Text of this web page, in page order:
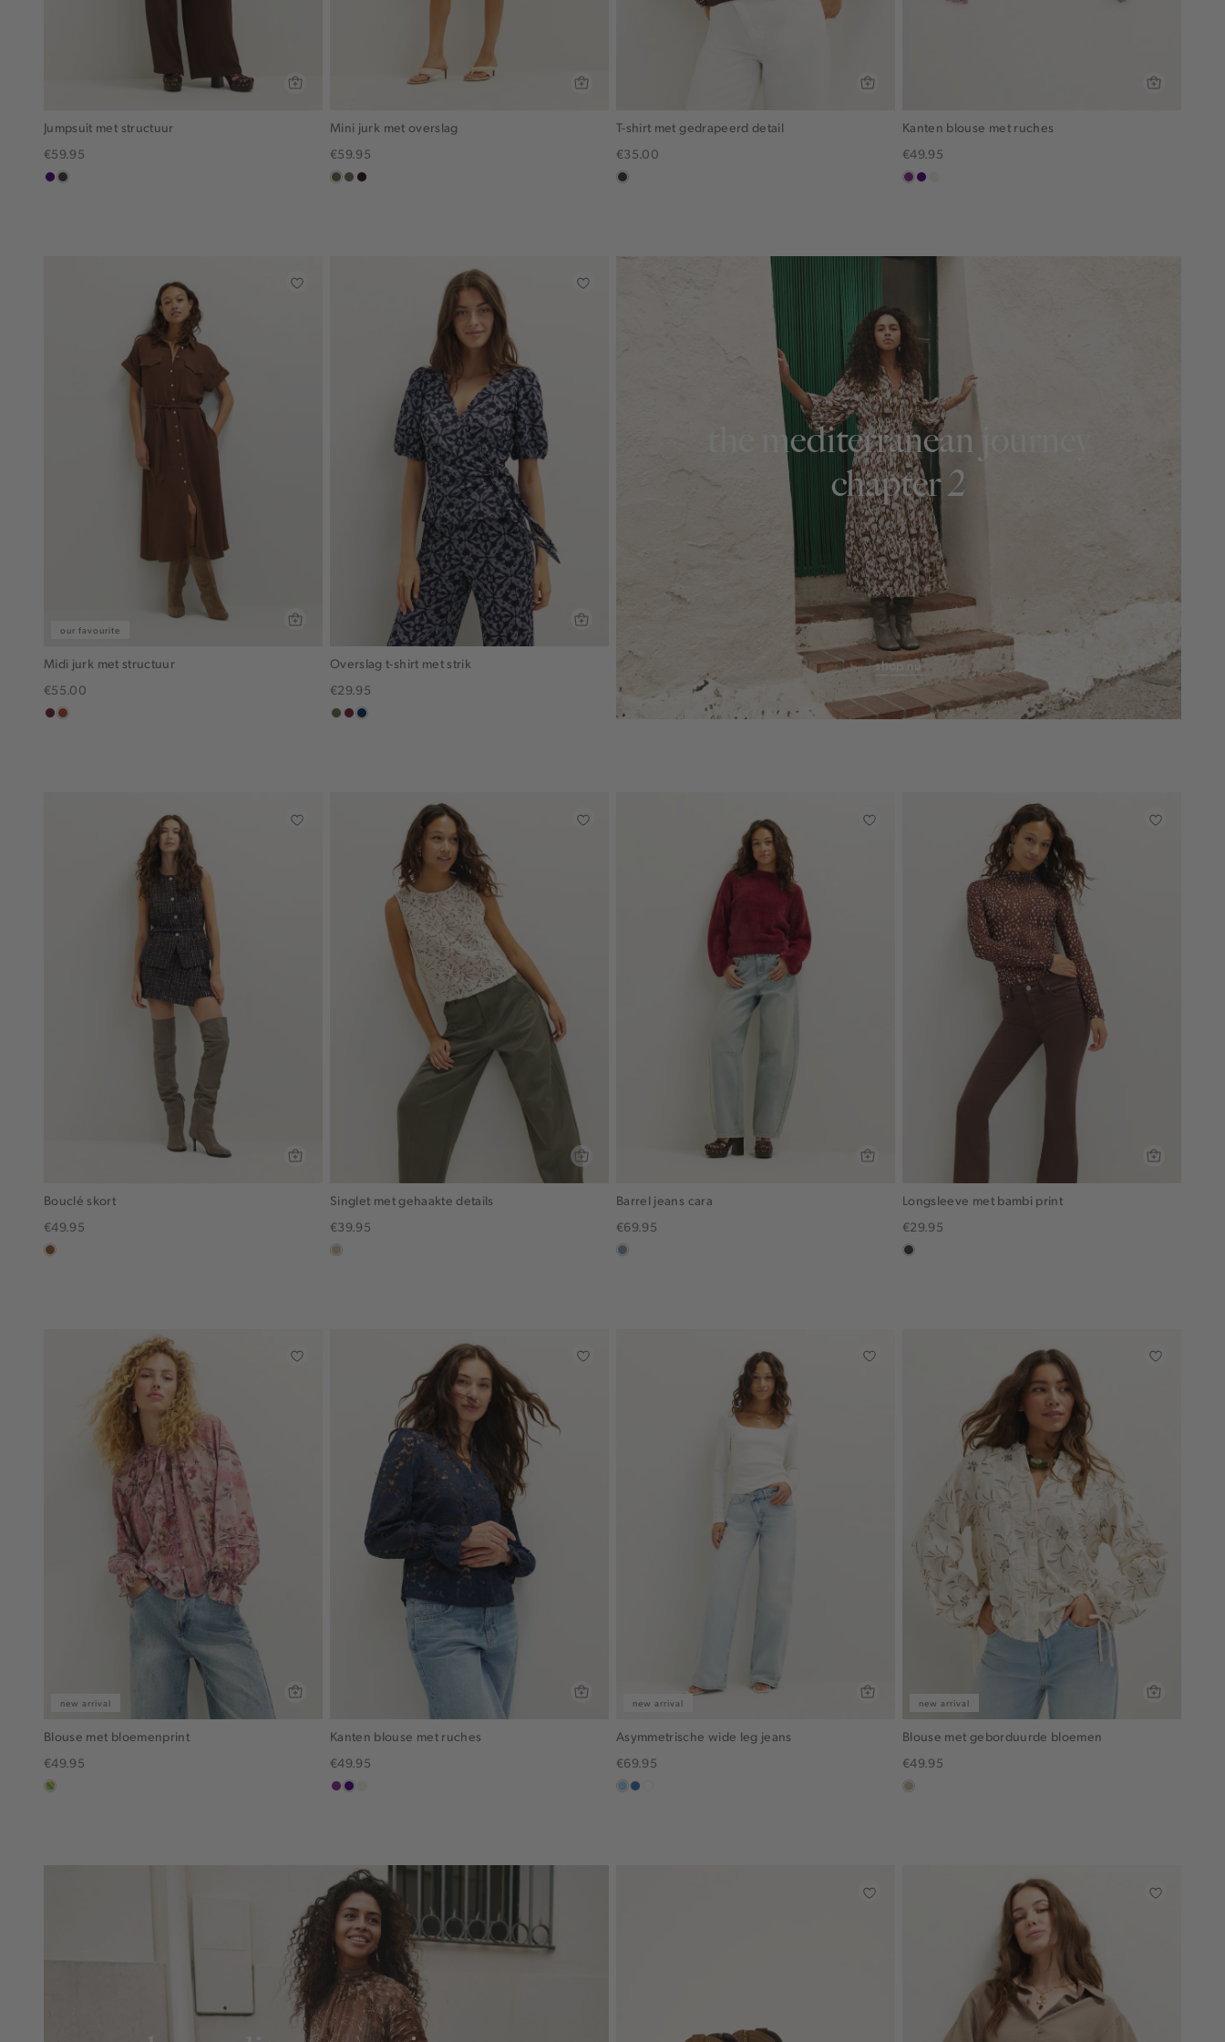
Jumpsuit met structuur
€59.95
indigochoco
Mini jurk met overslag
€59.95
groen,
middenbruin
bordeaux,
T-shirt met gedrapeerd detail
€35.00
choco
Kanten blouse met ruches
€49.95
middenpaars
indigo
our favourite
Midi jurk met structuur
€55.00
bordeaux
bruin
Overslag t-shirt met strik
€29.95
groen,
brique
donkerblauw
the mediterranean journey
chapter 2
shop nu
Bouclé skort
€49.95
deepmocca
Singlet met gehaakte details
€39.95
lichtzand
Barrel jeans cara
€69.95
dusty
Longsleeve met bambi print
€29.95
choco
new arrival
Blouse met bloemenprint
€49.95
meerkleurig
Kanten blouse met ruches
€49.95
middenpaars
indigo
new arrival
Asymmetrische wide leg jeans
€69.95
blauw,blauw,
new arrival
Blouse met geborduurde bloemen
€49.95
lichtzand